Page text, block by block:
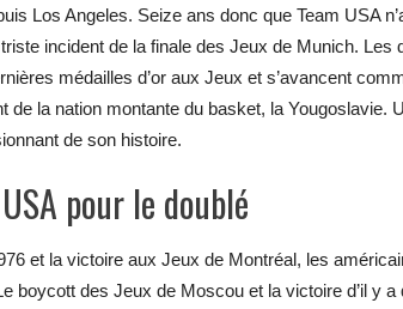
Los Angeles. Seize ans donc que Team USA
incident de la finale des Jeux de Munich.
médailles d’or aux Jeux et s’avancent
de la nation montante du basket, la Yougoslavie.
de son histoire.
pour le doublé
et la victoire aux Jeux de Montréal, les
boycott des Jeux de Moscou et la victoire d’il y